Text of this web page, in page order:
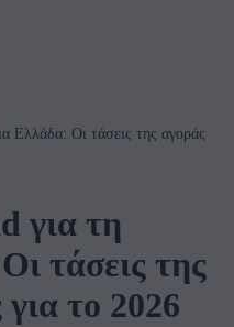
Ελλάδα: Οι τάσεις της αγοράς
για τη
τάσεις της
το 2026